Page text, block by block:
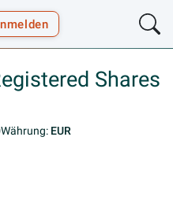
Shares
Währung: EUR